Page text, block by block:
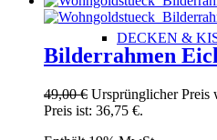
DECKEN &
Bilderrahmen
49,00€ Ursprünglicher Preis
Preis ist: 36,75 €.